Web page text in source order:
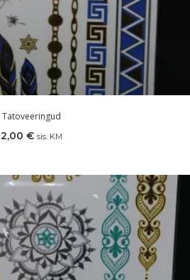
Tatoveeringud
2,00 € sis. KM